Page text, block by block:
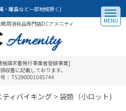
・離島など一部地域除く)
用消耗品専門店DCアメニティ
請求書発行事業者登録事業]
収書に記載しております。
： T5290001065744
MENU
ティバイキング 袋類（小ロット)